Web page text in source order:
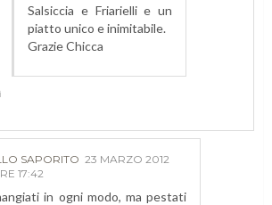
Salsiccia e Friarielli e un
piatto unico e inimitabile.
Grazie Chicca
SAPORITO 23 MARZO 2012
17:42
in ogni modo, ma pestati